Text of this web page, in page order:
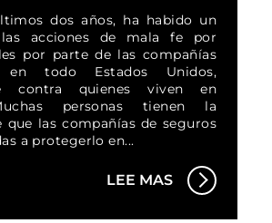
dos años, ha habido un
acciones de mala fe por
por parte de las compañías
todo Estados Unidos,
contra quienes viven en
personas tienen la
que las compañías de seguros
a protegerlo en...
LEE MAS